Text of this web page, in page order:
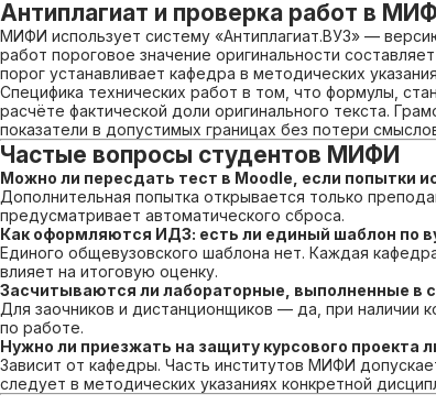
Антиплагиат и проверка работ в
МИФИ использует систему «Антиплагиат.ВУЗ» —
работ пороговое значение оригинальности
порог устанавливает кафедра в методических
Специфика технических работ в том, что формулы,
расчёте фактической доли оригинального текста.
показатели в допустимых границах без потери
Частые вопросы студентов МИФИ
Можно ли пересдать тест в Moodle, если попытки
Дополнительная попытка открывается только
предусматривает автоматического сброса.
Как оформляются ИДЗ: есть ли единый шаблон по
Единого общевузовского шаблона нет. Каждая
влияет на итоговую оценку.
Засчитываются ли лабораторные, выполненные в
Для заочников и дистанционщиков — да, при наличии
по работе.
Нужно ли приезжать на защиту курсового проекта
Зависит от кафедры. Часть институтов МИФИ
следует в методических указаниях конкретной